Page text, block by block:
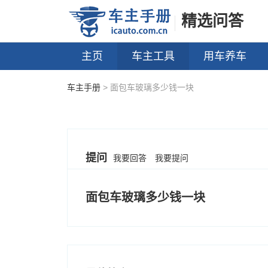
精选问答
主页 车主工具 用车养车
车主手册 > 面包车玻璃多少钱一块
提问 我要回答 我要提问
面包车玻璃多少钱一块